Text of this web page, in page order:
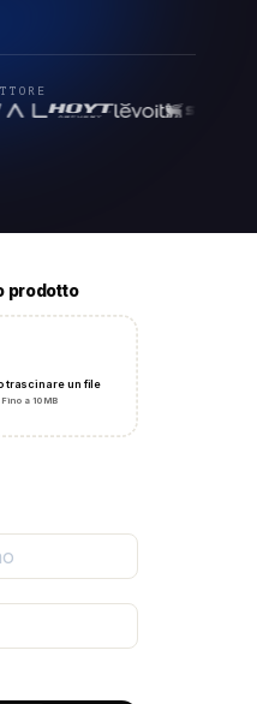
prodotto
trascinare un file
Fino a 10 MB